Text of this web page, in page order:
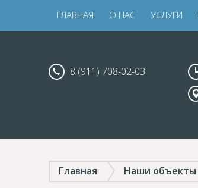
ГЛАВНАЯ О НАС УСЛУГИ
8 (911) 708-02-03
Главная Наши объекты